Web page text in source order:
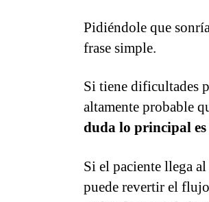
Pidiéndole que
frase simple.
Si tiene dificultades
altamente probable
duda lo principal
Si el paciente llega
puede revertir el